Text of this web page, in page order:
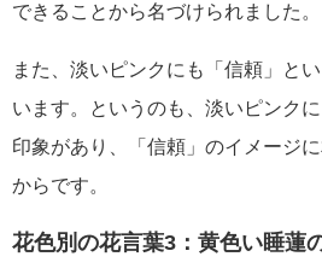
できることから名づけられました。
また、淡いピンクにも「信頼」と
います。というのも、淡いピンク
印象があり、「信頼」のイメージ
からです。
花色別の花言葉3：黄色い睡蓮